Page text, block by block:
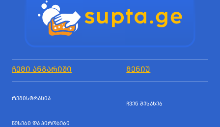
ᲩᲔᲛᲘ ᲐᲜᲒᲐᲠᲘᲨᲘ ᲛᲔᲜᲘᲣ
ᲠᲔᲒᲘᲡᲢᲠᲐᲪᲘᲐ
ᲬᲔᲡᲔᲑᲘ ᲓᲐ ᲞᲘᲠᲝᲑᲔᲑᲘ
ᲩᲕᲔᲜ ᲨᲔᲡᲐᲮᲔᲑ